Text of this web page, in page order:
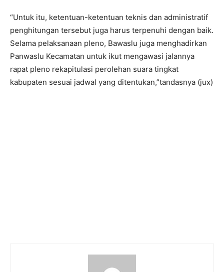
“Untuk itu, ketentuan-ketentuan teknis dan administratif
penghitungan tersebut juga harus terpenuhi dengan baik.
Selama pelaksanaan pleno, Bawaslu juga menghadirkan
Panwaslu Kecamatan untuk ikut mengawasi jalannya
rapat pleno rekapitulasi perolehan suara tingkat
kabupaten sesuai jadwal yang ditentukan,”tandasnya (jux)